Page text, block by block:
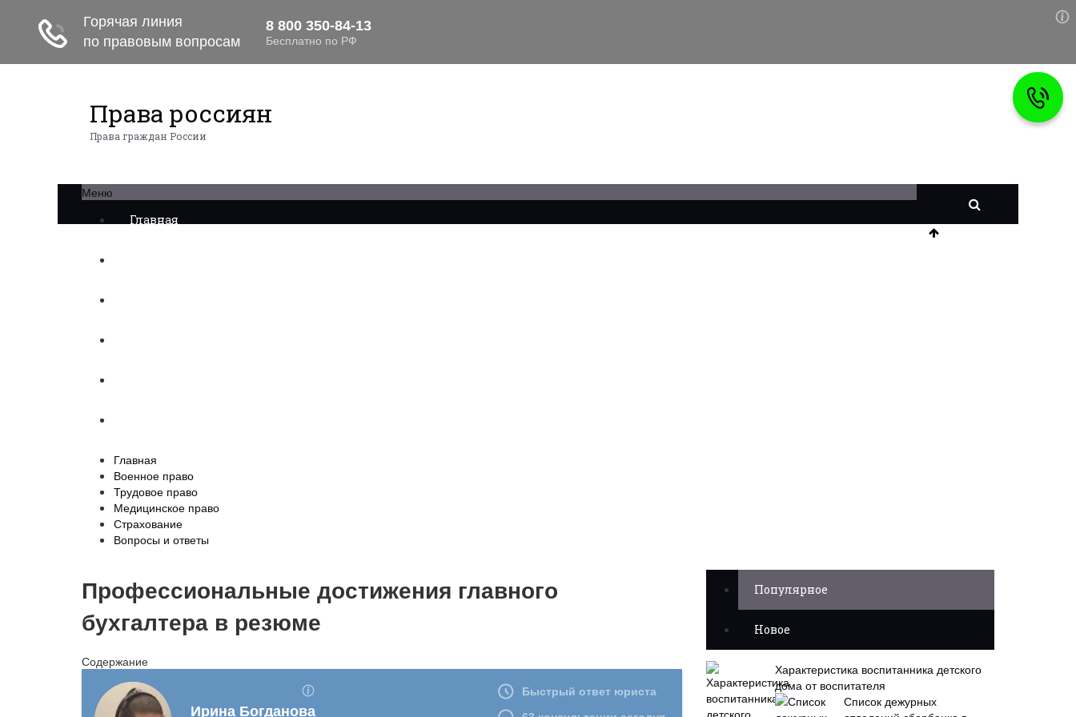
Права россиян
Права граждан России
Меню
Главная
Главная
Военное право
Трудовое право
Медицинское право
Страхование
Вопросы и ответы
Профессиональные достижения главного
бухгалтера в резюме
Содержание
Популярное
Новое
Характеристика воспитанника детского
дома от воспитателя
Список дежурных